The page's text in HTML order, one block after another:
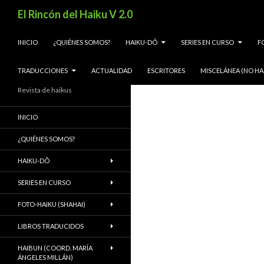
El Rincón del Haiku V 2.0
INICIO
¿QUIÉNES SOMOS? HAIKU-DÔ SERIES EN CURSO
TRADUCCIONES ACTUALIDAD ESCRITORES MISCELÁNEA (NO
Revista de haikus
INICIO
¿QUIÉNES SOMOS?
HAIKU-DÔ
SERIES EN CURSO
FOTO-HAIKU (SHAHAI)
LIBROS TRADUCIDOS
HAIBUN (COORD. MARÍA
ÁNGELES MILLÁN)